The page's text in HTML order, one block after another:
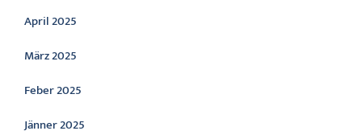
April 2025
März 2025
Feber 2025
Jänner 2025